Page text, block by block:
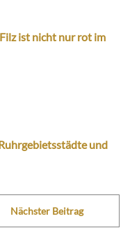
ist nicht nur rot im
und
Nächster Beitrag